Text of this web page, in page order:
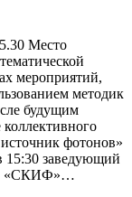
Место
мероприятий,
методик
будущим
фотонов»
заведующий
«СКИФ»…